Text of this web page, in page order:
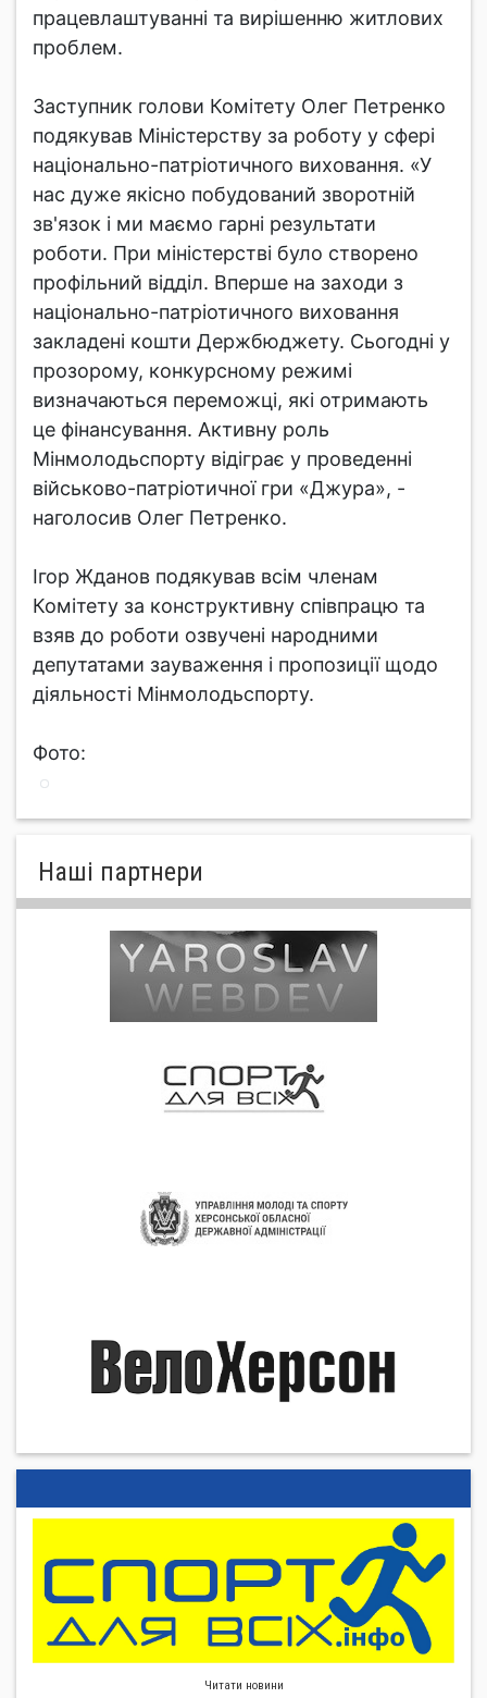
працевлаштуванні та вирішенню житлових
проблем.
Заступник голови Комітету Олег Петренко
подякував Міністерству за роботу у сфері
національно-патріотичного виховання. «У
нас дуже якісно побудований зворотній
зв'язок і ми маємо гарні результати
роботи. При міністерстві було створено
профільний відділ. Вперше на заходи з
національно-патріотичного виховання
закладені кошти Держбюджету. Сьогодні у
прозорому, конкурсному режимі
визначаються переможці, які отримають
це фінансування. Активну роль
Мінмолодьспорту відіграє у проведенні
військово-патріотичної гри «Джура», -
наголосив Олег Петренко.
Ігор Жданов подякував всім членам
Комітету за конструктивну співпрацю та
взяв до роботи озвучені народними
депутатами зауваження і пропозиції щодо
діяльності Мінмолодьспорту.
Фото:
Нашi партнери
Читати новини